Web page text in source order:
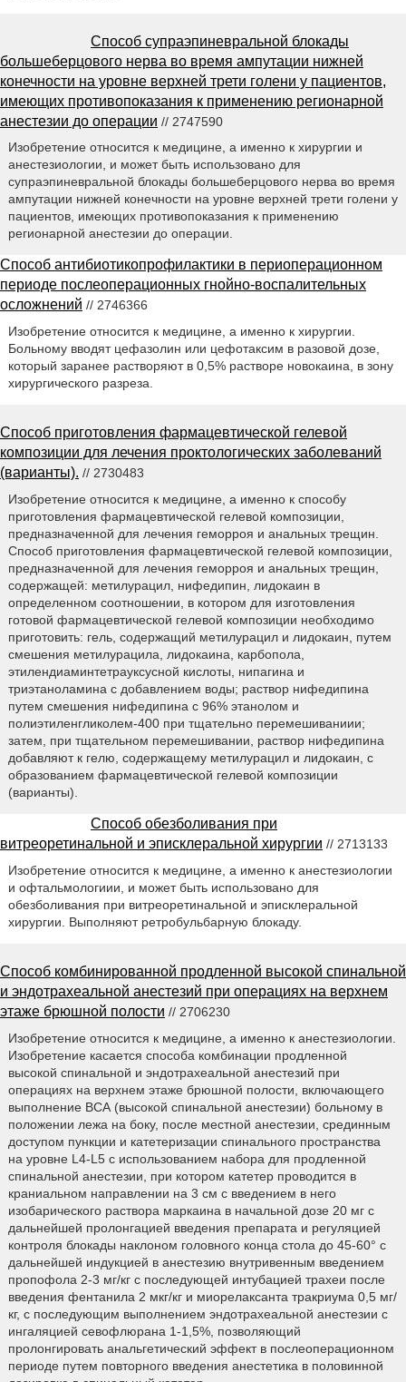
Способ супраэпиневральной блокады
большеберцового нерва во время ампутации нижней
конечности на уровне верхней трети голени у пациентов,
имеющих противопоказания к применению регионарной
анестезии до операции // 2747590
Изобретение относится к медицине, а именно к хирургии и
анестезиологии, и может быть использовано для
супраэпиневральной блокады большеберцового нерва во время
ампутации нижней конечности на уровне верхней трети голени у
пациентов, имеющих противопоказания к применению
регионарной анестезии до операции.
Способ антибиотикопрофилактики в периоперационном
периоде послеоперационных гнойно-воспалительных
осложнений // 2746366
Изобретение относится к медицине, а именно к хирургии.
Больному вводят цефазолин или цефотаксим в разовой дозе,
который заранее растворяют в 0,5% растворе новокаина, в зону
хирургического разреза.
Способ приготовления фармацевтической гелевой
композиции для лечения проктологических заболеваний
(варианты). // 2730483
Изобретение относится к медицине, а именно к способу
приготовления фармацевтической гелевой композиции,
предназначенной для лечения геморроя и анальных трещин.
Способ приготовления фармацевтической гелевой композиции,
предназначенной для лечения геморроя и анальных трещин,
содержащей: метилурацил, нифедипин, лидокаин в
определенном соотношении, в котором для изготовления
готовой фармацевтической гелевой композиции необходимо
приготовить: гель, содержащий метилурацил и лидокаин, путем
смешения метилурацила, лидокаина, карбопола,
этилендиаминтетрауксусной кислоты, нипагина и
триэтаноламина с добавлением воды; раствор нифедипина
путем смешения нифедипина с 96% этанолом и
полиэтиленгликолем-400 при тщательно перемешиваниии;
затем, при тщательном перемешивании, раствор нифедипина
добавляют к гелю, содержащему метилурацил и лидокаин, с
образованием фармацевтической гелевой композиции
(варианты).
Способ обезболивания при
витреоретинальной и эписклеральной хирургии // 2713133
Изобретение относится к медицине, а именно к анестезиологии
и офтальмологиии, и может быть использовано для
обезболивания при витреоретинальной и эписклеральной
хирургии. Выполняют ретробульбарную блокаду.
Способ комбинированной продленной высокой спинальной
и эндотрахеальной анестезий при операциях на верхнем
этаже брюшной полости // 2706230
Изобретение относится к медицине, а именно к анестезиологии.
Изобретение касается способа комбинации продленной
высокой спинальной и эндотрахеальной анестезий при
операциях на верхнем этаже брюшной полости, включающего
выполнение ВСА (высокой спинальной анестезии) больному в
положении лежа на боку, после местной анестезии, срединным
доступом пункции и катетеризации спинального пространства
на уровне L4-L5 с использованием набора для продленной
спинальной анестезии, при котором катетер проводится в
краниальном направлении на 3 см с введением в него
изобарического раствора маркаина в начальной дозе 20 мг с
дальнейшей пролонгацией введения препарата и регуляцией
контроля блокады наклоном головного конца стола до 45-60° с
дальнейшей индукцией в анестезию внутривенным введением
пропофола 2-3 мг/кг с последующей интубацией трахеи после
введения фентанила 2 мкг/кг и миорелаксанта тракриума 0,5 мг/
кг, с последующим выполнением эндотрахеальной анестезии с
ингаляцией севофлюрана 1-1,5%, позволяющий
пролонгировать анальгетический эффект в послеоперационном
периоде путем повторного введения анестетика в половинной